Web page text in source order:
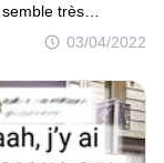
03/04/2022
très
elles restent